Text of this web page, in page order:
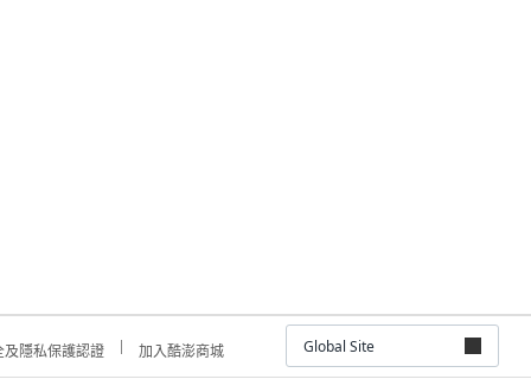
及隱私保護認證 加入酷澎商城 Global Site